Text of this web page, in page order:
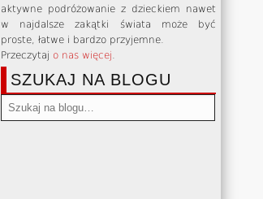
aktywne podróżowanie z dzieckiem nawet
w najdalsze zakątki świata może być
proste, łatwe i bardzo przyjemne.
Przeczytaj o nas więcej.
SZUKAJ NA BLOGU